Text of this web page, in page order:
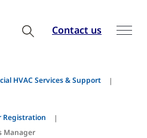
Contact us
HVAC Services & Support
Registration
Manager